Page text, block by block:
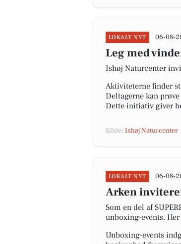
LOKALT NYT 06-08-
Leg med
Ishøj Naturcenter
Aktiviteterne finder
Deltagerne kan
Dette initiativ giver
Kilde: Ishøj Naturcenter
LOKALT NYT 06-08-
Arken
Som en del af
unboxing-events.
Unboxing-events